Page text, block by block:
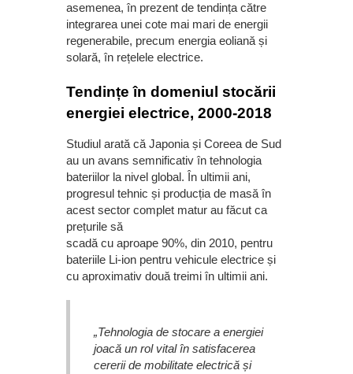
asemenea, în prezent de tendința către
integrarea unei cote mai mari de energii
regenerabile, precum energia eoliană și
solară, în rețelele electrice.
Tendințe în domeniul stocării
energiei electrice, 2000-2018
Studiul arată că Japonia și Coreea de Sud
au un avans semnificativ în tehnologia
bateriilor la nivel global. În ultimii ani,
progresul tehnic și producția de masă în
acest sector complet matur au făcut ca
prețurile să
scadă cu aproape 90%, din 2010, pentru
bateriile Li-ion pentru vehicule electrice și
cu aproximativ două treimi în ultimii ani.
„Tehnologia de stocare a energiei
joacă un rol vital în satisfacerea
cererii de mobilitate electrică și